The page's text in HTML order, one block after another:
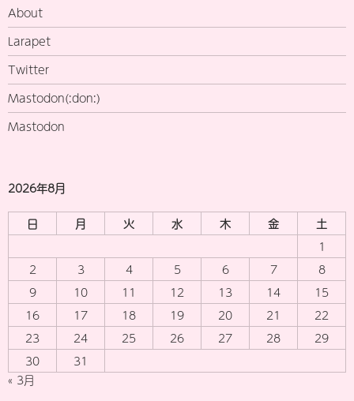
About
Larapet
Twitter
Mastodon(:don:)
Mastodon
2026年8月
日 月 火 水 木 金
土
1
2
3 4 5 6 7
8
9
10 11 12 13 14
15
16
17 18 19 20 21
22
23
24 25 26 27 28
29
30
31
« 3月